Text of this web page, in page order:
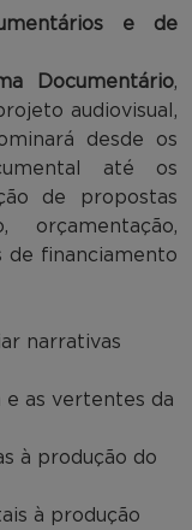
e de
Documentário,
audiovisual,
desde os
até os
de propostas
orçamentação,
de financiamento
narrativas
e as vertentes da
à produção do
à produção